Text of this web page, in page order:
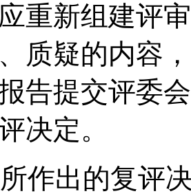
重新组建评
质疑的内容
告提交评委
决定。
作出的复评